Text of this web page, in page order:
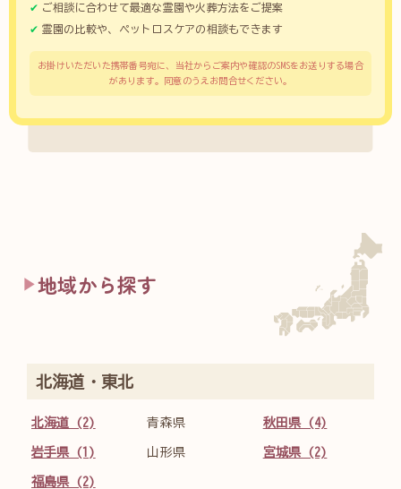
ご相談に合わせて最適な霊園や火葬方法をご提案
霊園の比較や、ペットロスケアの相談もできます
お掛けいただいた携帯番号宛に、当社からご案内や確認のSMSをお送りする場合
があります。同意のうえお問合せください。
地域から探す
北海道・東北
北海道 (2) 青森県 秋田県 (4)
岩手県 (1) 山形県 宮城県 (2)
福島県 (2)